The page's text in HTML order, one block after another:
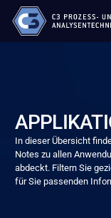
In dieser Übersicht
Notes zu allen
abdeckt. Filtern Sie
für Sie passenden